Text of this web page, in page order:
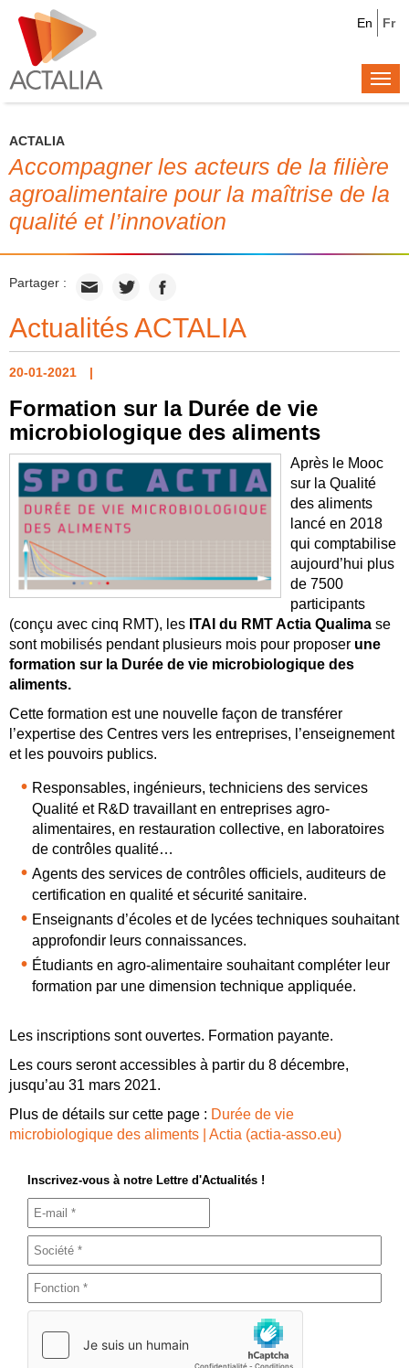
Fr
En
ACTALIA
Accompagner les acteurs de la filière
agroalimentaire pour la maîtrise de la
qualité et l’innovation
Partager :
Actualités ACTALIA
20-01-2021
Formation sur la Durée de vie
microbiologique des aliments
Après le Mooc
sur la Qualité
des aliments
lancé en 2018
qui comptabilise
aujourd’hui plus
de 7500
participants
(conçu avec cinq RMT), les ITAI du RMT Actia Qualima se
sont mobilisés pendant plusieurs mois pour proposer une
formation sur la Durée de vie microbiologique des
aliments.
Cette formation est une nouvelle façon de transférer
l’expertise des Centres vers les entreprises, l’enseignement
et les pouvoirs publics.
Responsables, ingénieurs, techniciens des services
Qualité et R&D travaillant en entreprises agro-
alimentaires, en restauration collective, en laboratoires
de contrôles qualité…
Agents des services de contrôles officiels, auditeurs de
certification en qualité et sécurité sanitaire.
Enseignants d’écoles et de lycées techniques souhaitant
approfondir leurs connaissances.
Étudiants en agro-alimentaire souhaitant compléter leur
formation par une dimension technique appliquée.
Les inscriptions sont ouvertes. Formation payante.
Les cours seront accessibles à partir du 8 décembre,
jusqu’au 31 mars 2021.
Plus de détails sur cette page : Durée de vie
microbiologique des aliments | Actia (actia-asso.eu)
Inscrivez-vous à notre Lettre d'Actualités !